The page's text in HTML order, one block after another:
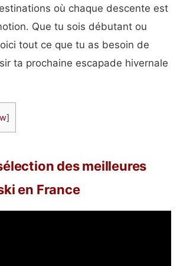
où chaque descente est
Que tu sois débutant ou
tout ce que tu as besoin de
ta prochaine escapade hivernale
]
des meilleures
en France